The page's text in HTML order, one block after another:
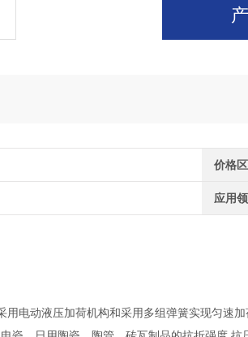
价格
应用
用电动液压加荷机构和采用多组弹簧实现匀速